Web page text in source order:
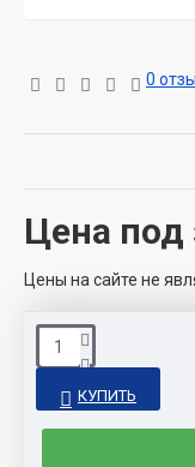
0
Цена под
Цены на сайте не
КУПИТЬ